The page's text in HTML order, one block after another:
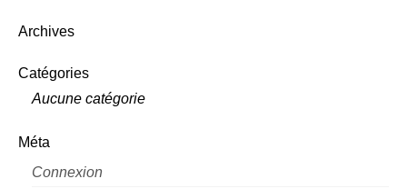
Archives
Catégories
Aucune catégorie
Méta
Connexion